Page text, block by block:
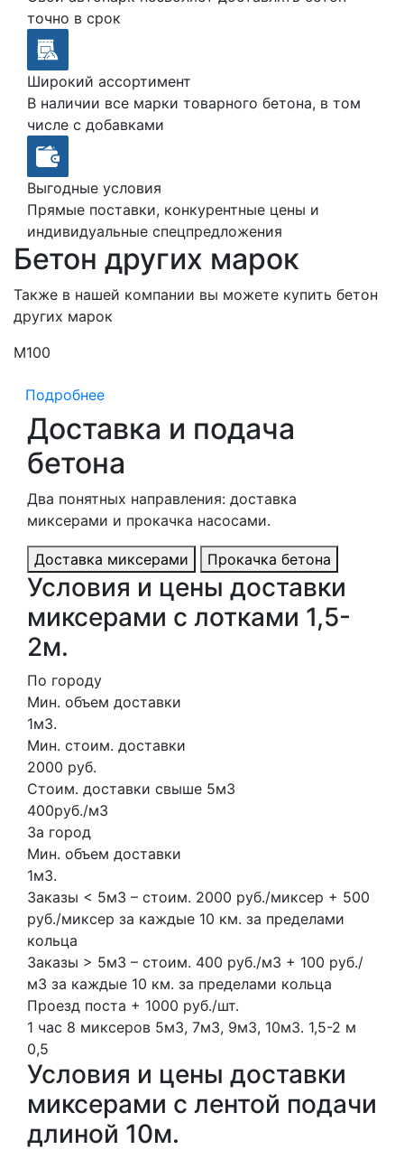
точно в срок
Широкий ассортимент
В наличии все марки товарного бетона, в том
числе с добавками
Выгодные условия
Прямые поставки, конкурентные цены и
индивидуальные спецпредложения
Бетон других марок
Также в нашей компании вы можете купить бетон
других марок
М100
Подробнее
Доставка и подача
бетона
Два понятных направления: доставка
миксерами и прокачка насосами.
Доставка миксерами Прокачка бетона
Условия и цены доставки
миксерами с лотками 1,5-
2м.
По городу
Мин. объем доставки
1м3.
Мин. стоим. доставки
2000 руб.
Стоим. доставки свыше 5м3
400руб./м3
За город
Мин. объем доставки
1м3.
Заказы < 5м3 – стоим. 2000 руб./миксер + 500
руб./миксер за каждые 10 км. за пределами
кольца
Заказы > 5м3 – стоим. 400 руб./м3 + 100 руб./
м3 за каждые 10 км. за пределами кольца
Проезд поста + 1000 руб./шт.
1 час 8 миксеров 5м3, 7м3, 9м3, 10м3. 1,5-2 м
0,5
Условия и цены доставки
миксерами с лентой подачи
длиной 10м.